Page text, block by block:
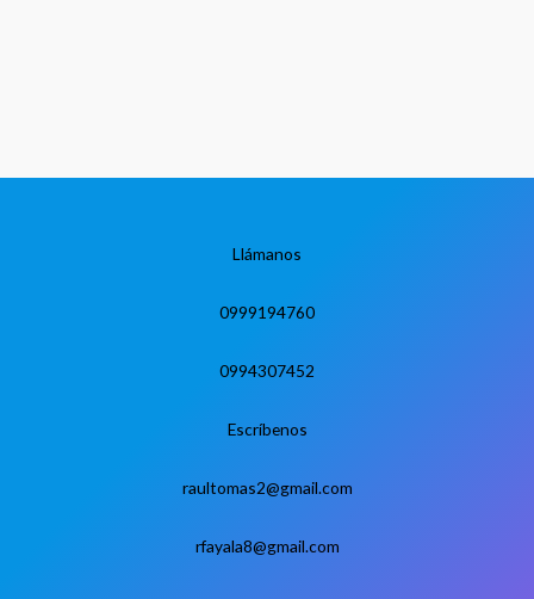
Llámanos
0999194760
0994307452
Escríbenos
raultomas2@gmail.com
rfayala8@gmail.com